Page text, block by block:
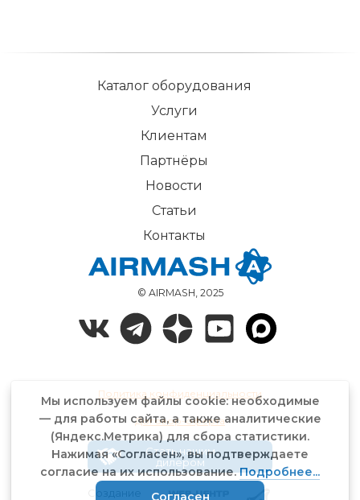
© AIRMASH, 2025
Каталог оборудования
Услуги
Клиентам
Партнёры
Новости
Статьи
Контакты
Политика конфиденциальности
Договор-оферта
Стать нашим
дилером
Мы используем файлы cookie: необходимые
— для работы сайта, а также аналитические
(Яндекс.Метрика) для сбора статистики.
Нажимая «Согласен», вы подтверждаете
согласие на их использование.Подробнее...
Согласен